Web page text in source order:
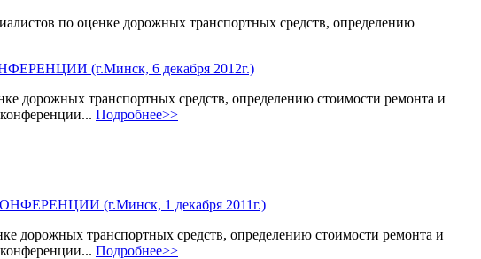
по оценке дорожных транспортных средств, определению
(г.Минск, 6 декабря 2012г.)
дорожных транспортных средств, определению стоимости ремонта и
Подробнее>>
(г.Минск, 1 декабря 2011г.)
дорожных транспортных средств, определению стоимости ремонта и
Подробнее>>